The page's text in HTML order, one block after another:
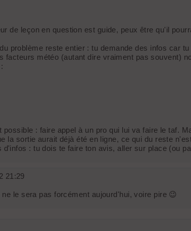
de leçon en question est guide, peux être qu'il
problème reste entier : tu demande des infos
facteurs météo (autant dire vraiment pas souvent)
: faire appel à un pro qui lui va faire le taf.
la sortie aurait déjà été en ligne, ce qui du reste
: tu dois te faire ton avis, aller sur place (ou
21:29
le sera pas forcément aujourd'hui, voire pire 😉